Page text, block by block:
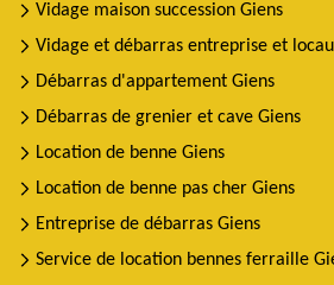
Vidage maison succession Giens
Vidage et débarras entreprise et
Débarras d'appartement Giens
Débarras de grenier et cave Giens
Location de benne Giens
Location de benne pas cher Giens
Entreprise de débarras Giens
Service de location bennes ferraille